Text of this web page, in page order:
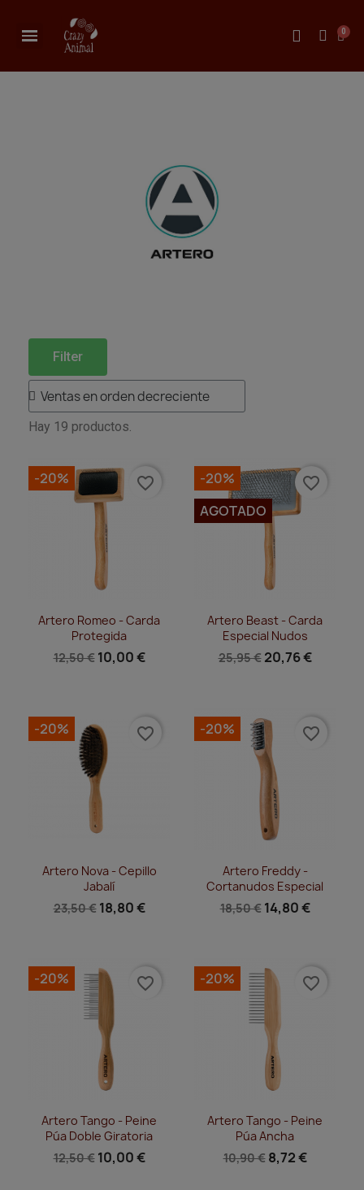
Hay 19 productos.
Filter
Vista rápida
Artero Romeo - Carda
Protegida
12,50 € 10,00 €
-20% favorite_border
Vista rápida
Artero Beast - Carda
Especial Nudos
25,95 € 20,76 €
-20%
AGOTADO
favorite_border
Vista rápida
Artero Nova - Cepillo
Jabalí
23,50 € 18,80 €
-20% favorite_border
Vista rápida
Artero Freddy -
Cortanudos Especial
18,50 € 14,80 €
-20% favorite_border
Vista rápida
Artero Tango - Peine
Púa Doble Giratoria
12,50 € 10,00 €
-20% favorite_border
Vista rápida
Artero Tango - Peine
Púa Ancha
10,90 € 8,72 €
-20% favorite_border